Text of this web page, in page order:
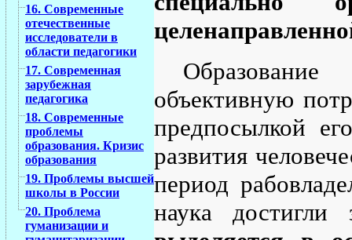
16. Современные
отечественные
исследователи в
области педагогики
17. Современная
зарубежная
педагогика
18. Современные
проблемы
образования. Кризис
образования
19. Проблемы высшей
школы в России
20. Проблема
гуманизации и
объективную
предпосылкой
развития
период
наука достигли